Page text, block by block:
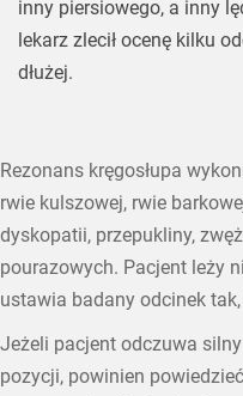
inny piersiowego, a inny
lekarz zlecił ocenę kilku
dłużej.
Rezonans kręgosłupa
rwie kulszowej, rwie
dyskopatii, przepukliny,
pourazowych. Pacjent leży
ustawia badany odcinek
Jeżeli pacjent odczuwa
pozycji, powinien